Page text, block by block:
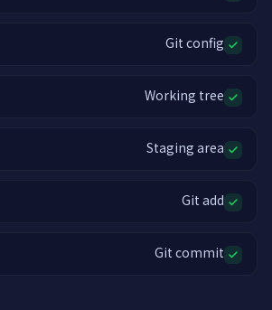
Git config
Working tree
Staging area
Git add
Git commit